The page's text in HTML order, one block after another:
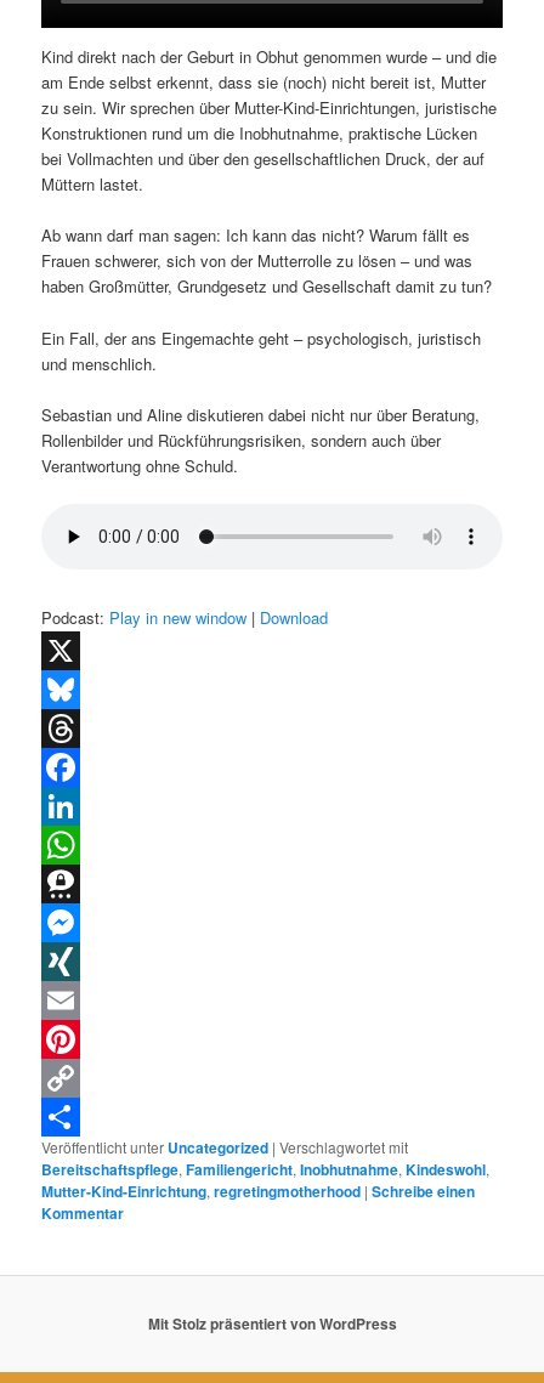
Kind direkt nach der Geburt in Obhut genommen wurde – und die
am Ende selbst erkennt, dass sie (noch) nicht bereit ist, Mutter
zu sein. Wir sprechen über Mutter-Kind-Einrichtungen, juristische
Konstruktionen rund um die Inobhutnahme, praktische Lücken
bei Vollmachten und über den gesellschaftlichen Druck, der auf
Müttern lastet.
Ab wann darf man sagen: Ich kann das nicht? Warum fällt es
Frauen schwerer, sich von der Mutterrolle zu lösen – und was
haben Großmütter, Grundgesetz und Gesellschaft damit zu tun?
Ein Fall, der ans Eingemachte geht – psychologisch, juristisch
und menschlich.
Sebastian und Aline diskutieren dabei nicht nur über Beratung,
Rollenbilder und Rückführungsrisiken, sondern auch über
Verantwortung ohne Schuld.
Podcast: Play in new window | Download
X
Bluesky
Threads
Facebook
LinkedIn
WhatsApp
Threema
Messenger
XING
Email
Pinterest
Copy
Link
Teilen
Veröffentlicht unter Uncategorized |Verschlagwortet mit
Bereitschaftspflege,Familiengericht,Inobhutnahme,Kindeswohl,
Mutter-Kind-Einrichtung,regretingmotherhood |Schreibe einen
Kommentar
Mit Stolz präsentiert von WordPress